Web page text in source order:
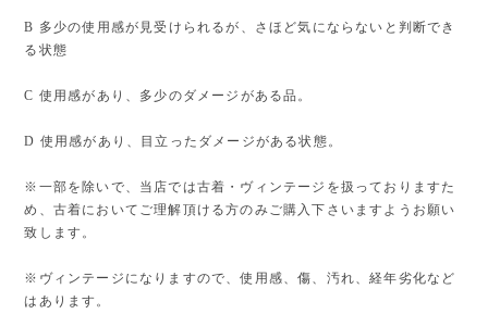
B 多少の使用感が見受けられるが、さほど気にならないと判断でき
る状態
C 使用感があり、多少のダメージがある品。
D 使用感があり、目立ったダメージがある状態。
※一部を除いで、当店では古着・ヴィンテージを扱っておりますた
め、古着においてご理解頂ける方のみご購入下さいますようお願い
致します。
※ヴィンテージになりますので、使用感、傷、汚れ、経年劣化など
はあります。